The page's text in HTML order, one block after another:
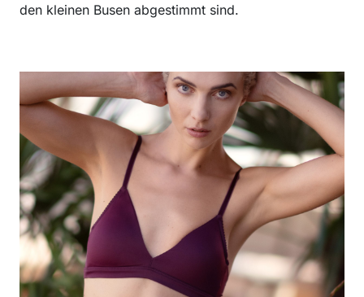
den kleinen Busen abgestimmt sind.